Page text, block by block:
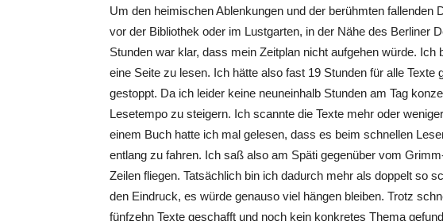
Um den heimischen Ablenkungen und der berühmten
vor der Bibliothek oder im Lustgarten, in der Nähe des Berliner
Stunden war klar, dass mein Zeitplan nicht aufgehen würde.
eine Seite zu lesen. Ich hätte also fast 19 Stunden für alle Texte
gestoppt. Da ich leider keine neuneinhalb Stunden am Tag
Lesetempo zu steigern. Ich scannte die Texte mehr oder
einem Buch hatte ich mal gelesen, dass es beim schnellen
entlang zu fahren. Ich saß also am Späti gegenüber vom
Zeilen fliegen. Tatsächlich bin ich dadurch mehr als doppelt so
den Eindruck, es würde genauso viel hängen bleiben. Trotz
fünfzehn Texte geschafft und noch kein konkretes Thema